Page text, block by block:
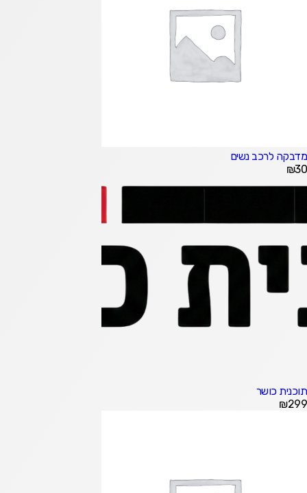
מדבקה לרכב נשים
₪30
תוכנית כושר
₪299